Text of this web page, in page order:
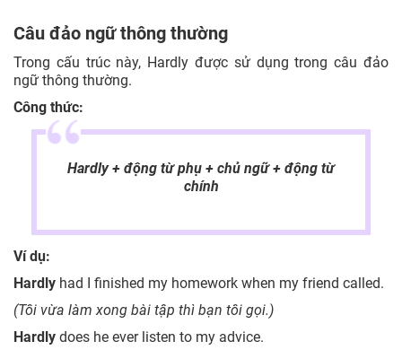
Câu đảo ngữ thông thường
Trong cấu trúc này, Hardly được sử dụng trong câu đảo
ngữ thông thường.
Công thức:
Hardly + động từ phụ + chủ ngữ + động từ
chính
Ví dụ:
Hardly had I finished my homework when my friend called.
(Tôi vừa làm xong bài tập thì bạn tôi gọi.)
Hardly does he ever listen to my advice.